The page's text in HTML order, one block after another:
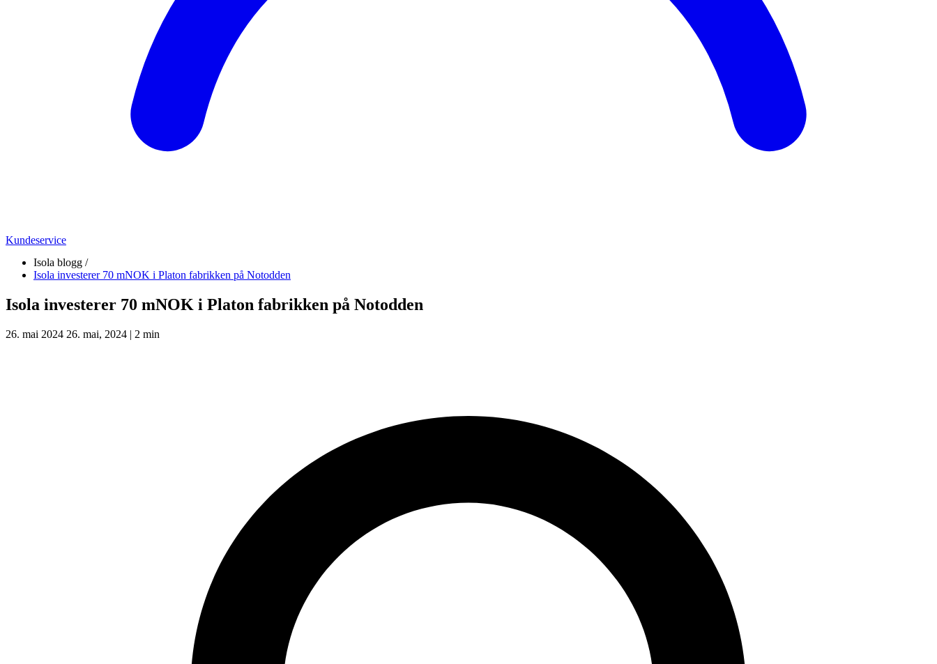
Kundeservice
Isola blogg /
Isola investerer 70 mNOK i Platon fabrikken på Notodden
Isola investerer 70 mNOK i Platon fabrikken på Notodden
26. mai 2024 26. mai, 2024 | 2 min